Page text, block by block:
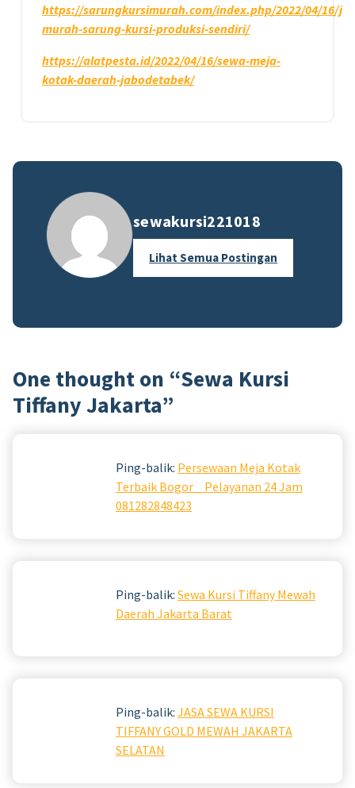
https://sarungkursimurah.com/index.php/2022/04/16/
murah-sarung-kursi-produksi-sendiri/
https://alatpesta.id/2022/04/16/sewa-meja-
kotak-daerah-jabodetabek/
sewakursi221018
Lihat Semua Postingan
One thought on “Sewa Kursi
Tiffany Jakarta”
Ping-balik: Persewaan Meja Kotak
Terbaik Bogor _ Pelayanan 24 Jam
081282848423
Ping-balik: Sewa Kursi Tiffany Mewah
Daerah Jakarta Barat
Ping-balik: JASA SEWA KURSI
TIFFANY GOLD MEWAH JAKARTA
SELATAN